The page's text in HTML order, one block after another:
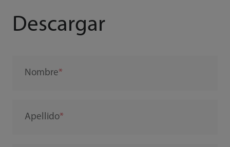
Descargar
Nombre
Apellido